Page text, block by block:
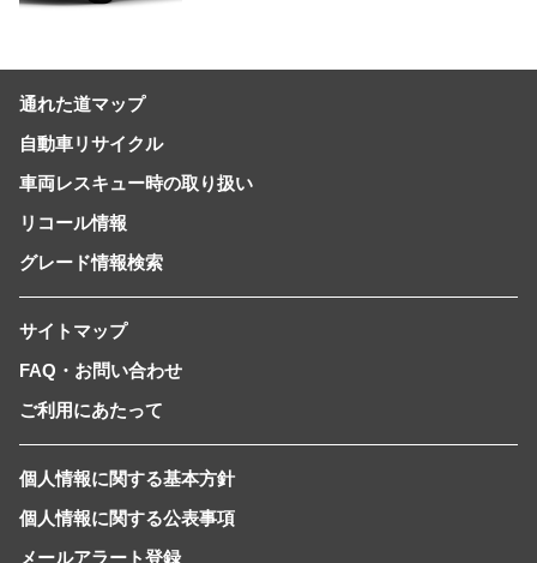
通れた道マップ
自動車リサイクル
車両レスキュー時の取り扱い
リコール情報
グレード情報検索
サイトマップ
FAQ・お問い合わせ
ご利用にあたって
個人情報に関する基本方針
個人情報に関する公表事項
メールアラート登録